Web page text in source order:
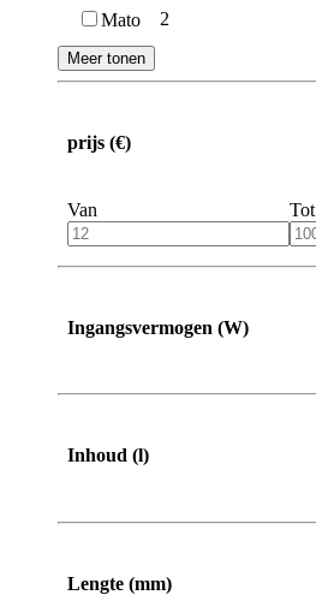
Mato 2
Meer tonen
prijs (€)
Van Tot
Ingangsvermogen (W)
Inhoud (l)
Lengte (mm)